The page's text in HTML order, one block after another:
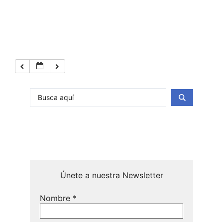
Únete a nuestra Newsletter
Nombre *